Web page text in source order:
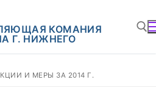
И МЕРЫ ЗА 2014 Г.